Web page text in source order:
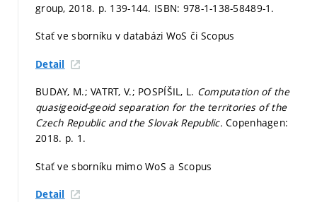
group, 2018. p. 139-144. ISBN: 978-1-138-58489-1.
Stať ve sborníku v databázi WoS či Scopus
Detail
BUDAY, M.; VATRT, V.; POSPÍŠIL, L. Computation of the
quasigeoid-geoid separation for the territories of the
Czech Republic and the Slovak Republic.Copenhagen:
2018. p. 1.
Stať ve sborníku mimo WoS a Scopus
Detail